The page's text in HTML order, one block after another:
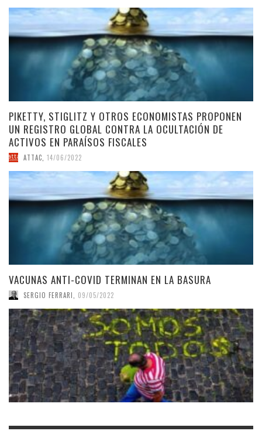
PIKETTY, STIGLITZ Y OTROS ECONOMISTAS PROPONEN
UN REGISTRO GLOBAL CONTRA LA OCULTACIÓN DE
ACTIVOS EN PARAÍSOS FISCALES
ATTAC 14/06/2022
VACUNAS ANTI-COVID TERMINAN EN LA BASURA
SERGIO FERRARI 09/05/2022